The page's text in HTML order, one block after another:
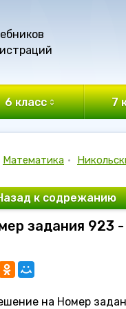
6 класс 7
Математика •
к содрежанию
задания 923
на Номер